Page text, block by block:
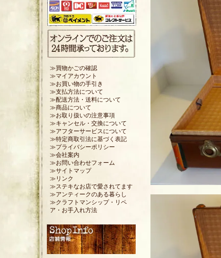
≫買物かごの確認
≫マイアカウント
≫お買い物の手引き
≫支払方法について
≫配送方法・送料について
≫商品について
≫お取り扱いの注意事項
≫キャンセル・交換について
≫アフターサービスについて
≫特定商取引法に基づく表記
≫プライバシーポリシー
≫会社案内
≫お問い合わせフォーム
≫サイトマップ
≫リンク
≫ステキなお店で愛されてます
≫アンティークのある暮らし
≫クラフトマンシップ・リペ
ア・お手入れ方法